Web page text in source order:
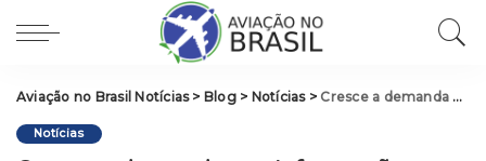
Aviação no Brasil Notícias> Blog> Notícias> Cresce a demanda por informação aérea confiável e portais especializados ganham espaço no Brasil
Notícias